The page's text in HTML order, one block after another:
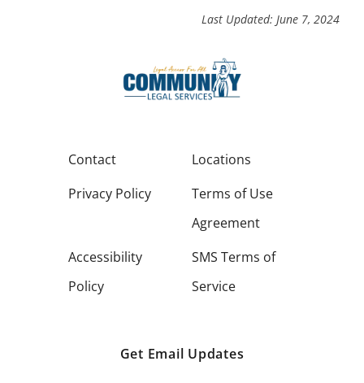
Last Updated: June 7, 2024
Contact
Locations
Privacy Policy
Terms of Use
Agreement
Accessibility
Policy
SMS Terms of
Service
Get Email Updates